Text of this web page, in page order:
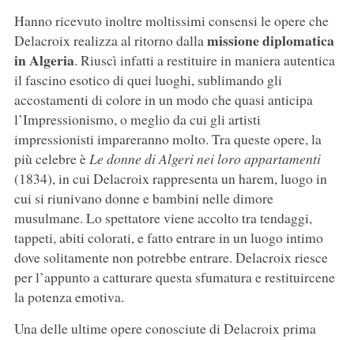
Hanno ricevuto inoltre moltissimi consensi le opere che
Delacroix realizza al ritorno dallamissione diplomatica
in Algeria. Riuscì infatti a restituire in maniera autentica
il fascino esotico di quei luoghi, sublimando gli
accostamenti di colore in un modo che quasi anticipa
l’Impressionismo, o meglio da cui gli artisti
impressionisti impareranno molto. Tra queste opere, la
più celebre èLe donne di Algeri nei loro appartamenti
(1834), in cui Delacroix rappresenta un harem, luogo in
cui si riunivano donne e bambini nelle dimore
musulmane. Lo spettatore viene accolto tra tendaggi,
tappeti, abiti colorati, e fatto entrare in un luogo intimo
dove solitamente non potrebbe entrare. Delacroix riesce
per l’appunto a catturare questa sfumatura e restituircene
la potenza emotiva.
Una delle ultime opere conosciute di Delacroix prima